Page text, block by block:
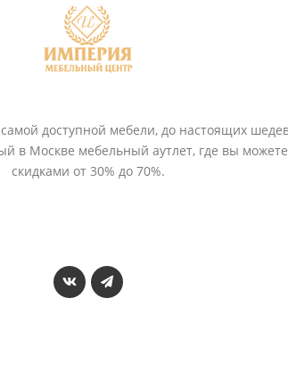
доступной мебели, до настоящих
в Москве мебельный аутлет, где вы
скидками от 30% до 70%.